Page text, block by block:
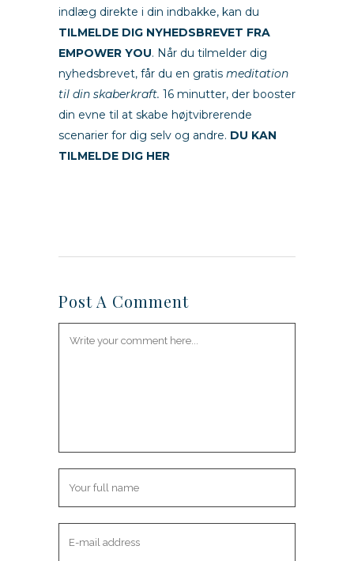
indlæg direkte i din indbakke, kan du
TILMELDE DIG NYHEDSBREVET FRA
EMPOWER YOU. Når du tilmelder dig
nyhedsbrevet, får du en gratis meditation
til din skaberkraft. 16 minutter, der booster
din evne til at skabe højtvibrerende
scenarier for dig selv og andre. DU KAN
TILMELDE DIG HER
Post A Comment